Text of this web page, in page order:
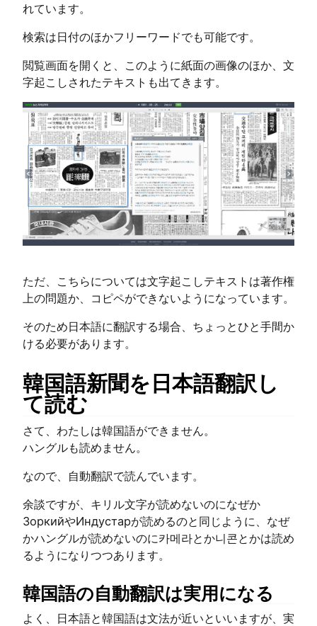
れています。
検索は日付のほかフリーワードでも可能です。
閲覧画面を開くと、このように紙面の画像のほか、文
字起こしされたテキストも出てきます。
ただ、こちらについては文字起こしテキストは著作権
上の問題か、コピペができないようになっています。
そのため日本語に翻訳する場合、ちょっとひと手間か
ける必要があります。
韓国語新聞を日本語翻訳し
て読む
さて、わたしは韓国語ができません。
ハングルも読めません。
なので、自動翻訳で読んでいます。
余談ですが、キリル文字が読めないのになぜか
ЗоркийやИндустарが読めるのと同じように、なぜ
かハングルが読めないのに카메라とか니콘とかは読め
るようになりつつあります。
韓国語の自動翻訳は実用になる
よく、日本語と韓国語は文法が近いといいますが、実